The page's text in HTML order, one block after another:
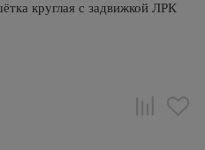
круглая с задвижкой ЛРК